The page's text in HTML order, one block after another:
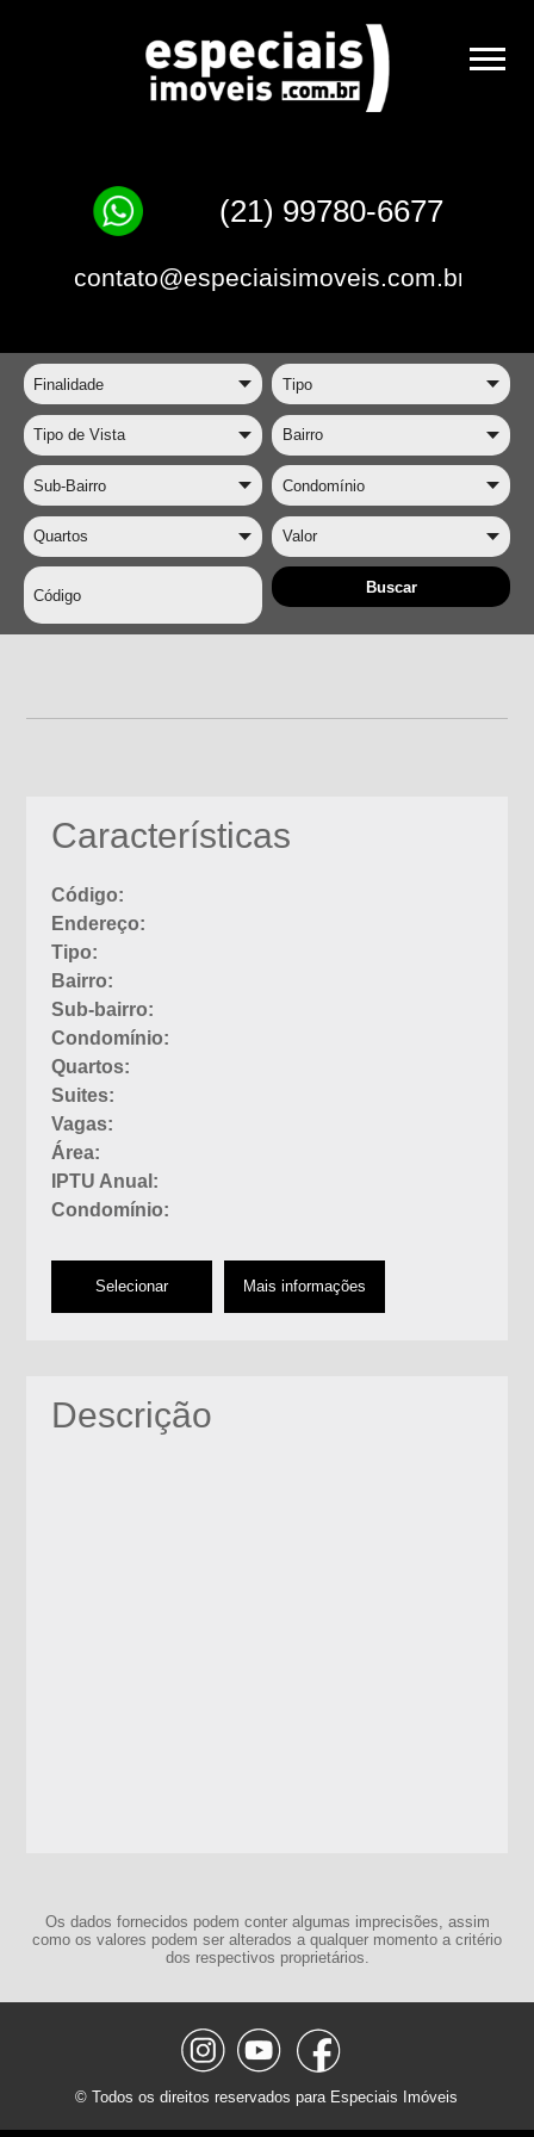
(21) 99780-6677
contato@especiaisimoveis.com.br
Descrição
Características
Código:
Endereço:
Tipo:
Bairro:
Sub-bairro:
Condomínio:
Quartos:
Suites:
Vagas:
Área:
IPTU Anual:
Condomínio:
Selecionar Mais informações
Os dados fornecidos podem conter algumas imprecisões, assim
como os valores podem ser alterados a qualquer momento a critério
dos respectivos proprietários.
© Todos os direitos reservados para Especiais Imóveis